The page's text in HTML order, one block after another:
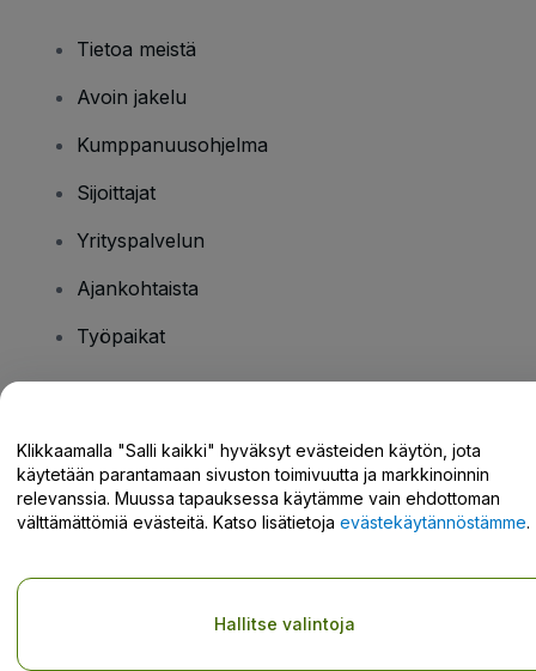
Tietoa meistä
Avoin jakelu
Kumppanuusohjelma
Sijoittajat
Yrityspalvelun
Ajankohtaista
Työpaikat
Tukikeskus / Ota meihin yhteyttä
Tekijänoikeus © viagogo GmbH 2026 Yritystiedot
Käyttöehdot
Klikkaamalla "Salli kaikki" hyväksyt evästeiden käytön, jota
käytetään parantamaan sivuston toimivuutta ja markkinoinnin
relevanssia. Muussa tapauksessa käytämme vain ehdottoman
välttämättömiä evästeitä. Katso lisätietoja evästekäytännöstämme.
Hallitse valintoja